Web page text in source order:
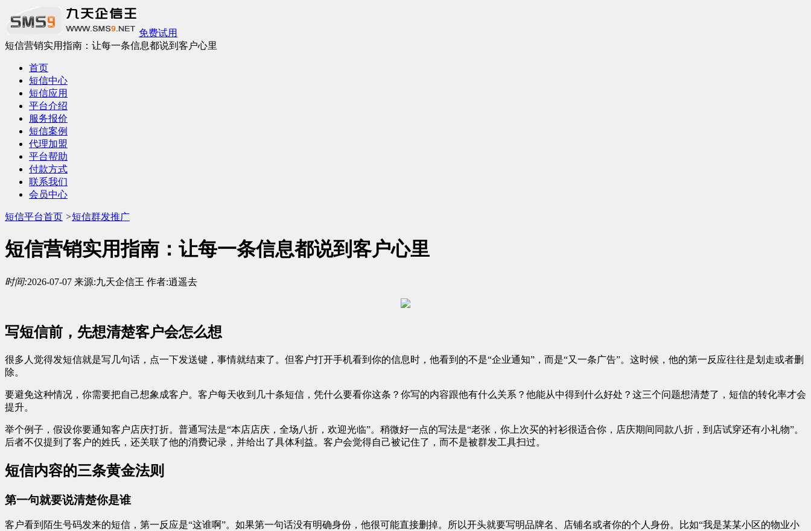
免费试用
短信营销实用指南：让每一条信息都说到客户心里
首页
短信中心
短信应用
平台介绍
服务报价
短信案例
代理加盟
平台帮助
付款方式
联系我们
会员中心
短信平台首页 >短信群发推广
短信营销实用指南：让每一条信息都说到客户心里
时间:2026-07-07 来源:九天企信王 作者:逍遥去
写短信前，先想清楚客户会怎么想
很多人觉得发短信就是写几句话，点一下发送键，事情就结束了。但客户打开手机看到你的信息时，他看到的不是“企业通知”，而是“又一条广告”。这时候，他的第一反应往往是划走或者删
除。
要避免这种情况，你需要把自己想象成客户。客户每天收到几十条短信，凭什么要看你这条？你写的内容跟他有什么关系？他能从中得到什么好处？这三个问题想清楚了，短信的转化率才会
提升。
举个例子，假设你要通知客户店庆打折。普通写法是“本店店庆，全场八折，欢迎光临”。稍微好一点的写法是“老张，你上次买的衬衫很适合你，店庆期间同款八折，到店试穿还有小礼物”。
后者不仅提到了客户的姓氏，还关联了他的消费记录，并给出了具体利益。客户会觉得自己被记住了，而不是被群发工具扫过。
短信内容的三条黄金法则
第一句就要说清楚你是谁
客户看到陌生号码发来的短信，第一反应是“这谁啊”。如果第一句话没有明确身份，他很可能直接删掉。所以开头就要写明品牌名、店铺名或者你的个人身份。比如“我是某某小区的物业小